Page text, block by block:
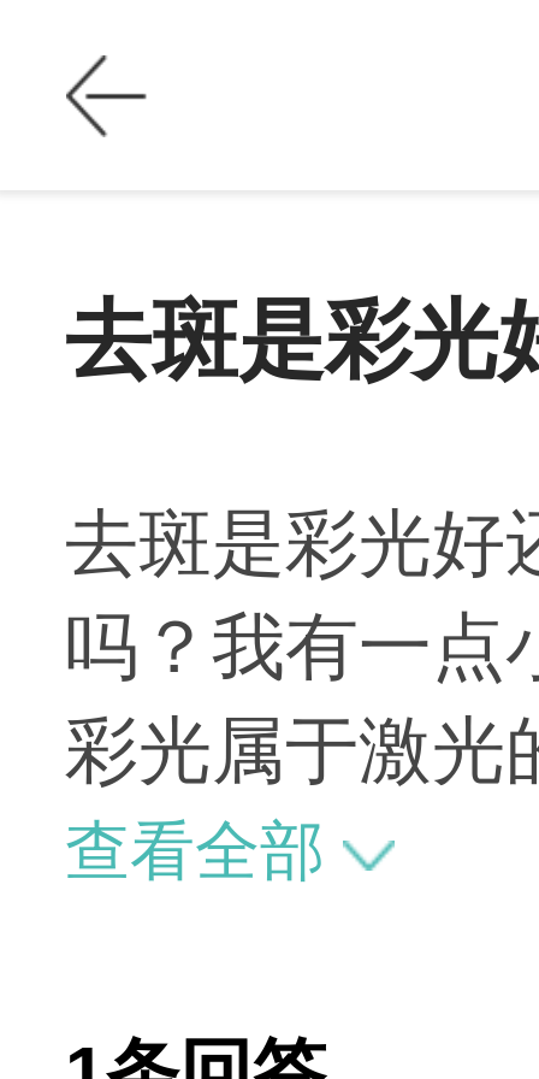
去斑是彩光
去斑是彩光好
吗？我有一点
彩光属于激光
据斑的种类不
要看是什么原
查看全部